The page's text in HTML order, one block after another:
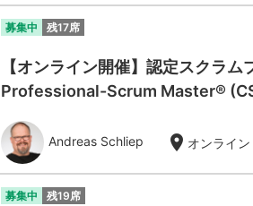
募集中 残17席
【オンライン開催】認定スクラ
Professional-Scrum Master®
Andreas Schliep location_on オンライン
募集中 残19席